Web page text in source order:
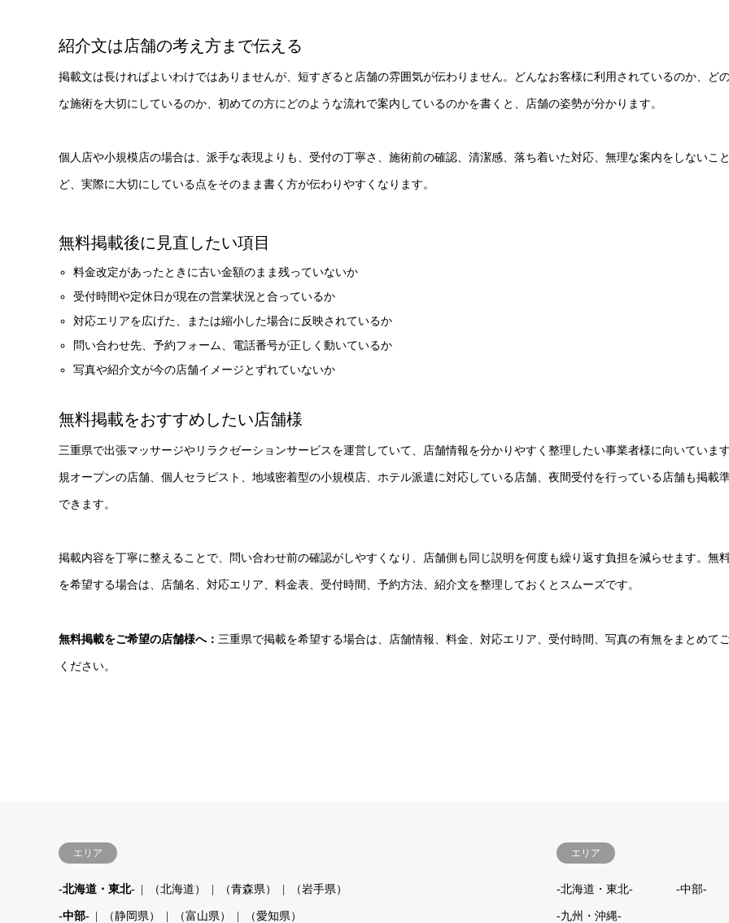
紹介文は店舗の考え方まで伝える
掲載文は長ければよいわけではありませんが、短すぎると店舗の雰囲気が伝わりません。どんなお客様に利用されているのか、ど
な施術を大切にしているのか、初めての方にどのような流れで案内しているのかを書くと、店舗の姿勢が分かります。
個人店や小規模店の場合は、派手な表現よりも、受付の丁寧さ、施術前の確認、清潔感、落ち着いた対応、無理な案内をしないこ
ど、実際に大切にしている点をそのまま書く方が伝わりやすくなります。
無料掲載後に見直したい項目
料金改定があったときに古い金額のまま残っていないか
受付時間や定休日が現在の営業状況と合っているか
対応エリアを広げた、または縮小した場合に反映されているか
問い合わせ先、予約フォーム、電話番号が正しく動いているか
写真や紹介文が今の店舗イメージとずれていないか
無料掲載をおすすめしたい店舗様
三重県で出張マッサージやリラクゼーションサービスを運営していて、店舗情報を分かりやすく整理したい事業者様に向いていま
規オープンの店舗、個人セラピスト、地域密着型の小規模店、ホテル派遣に対応している店舗、夜間受付を行っている店舗も掲載
できます。
掲載内容を丁寧に整えることで、問い合わせ前の確認がしやすくなり、店舗側も同じ説明を何度も繰り返す負担を減らせます。無
を希望する場合は、店舗名、対応エリア、料金表、受付時間、予約方法、紹介文を整理しておくとスムーズです。
無料掲載をご希望の店舗様へ： 三重県で掲載を希望する場合は、店舗情報、料金、対応エリア、受付時間、写真の有無をまとめて
ください。
エリア
-北海道・東北- （北海道） （青森県） （岩手県）
-中部- （静岡県） （富山県） （愛知県）
エリア
-北海道・東北- -中部-
-九州・沖縄-